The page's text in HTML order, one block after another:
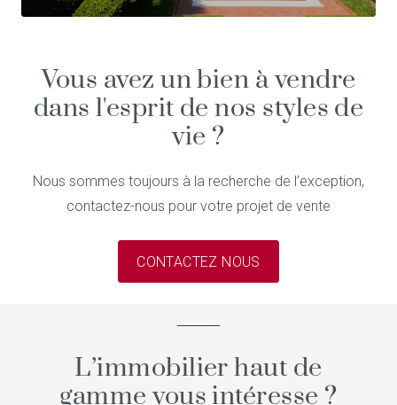
Vous avez un bien à vendre
dans l'esprit de nos styles de
vie ?
Nous sommes toujours à la recherche de l’exception,
contactez-nous pour votre projet de vente
CONTACTEZ NOUS
L’immobilier haut de
gamme vous intéresse ?